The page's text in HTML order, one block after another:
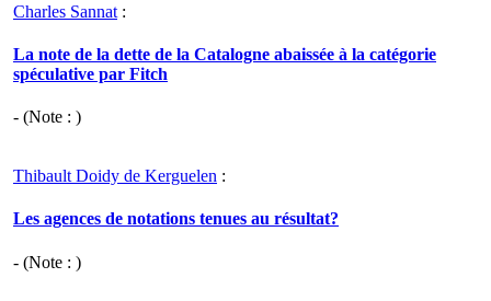
Charles Sannat :
La note de la dette de la Catalogne abaissée à la catégorie
spéculative par Fitch
- (Note : )
Thibault Doidy de Kerguelen :
Les agences de notations tenues au résultat?
- (Note : )